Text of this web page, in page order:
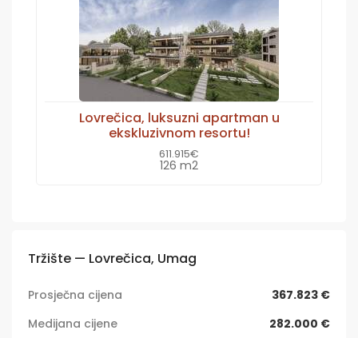
Lovrečica, luksuzni apartman u
ekskluzivnom resortu!
611.915€
126 m2
Tržište — Lovrečica, Umag
Prosječna cijena
367.823 €
Medijana cijene
282.000 €